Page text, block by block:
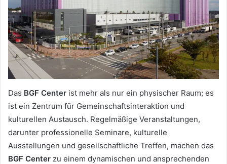
Das BGF Center ist mehr als nur ein physischer Raum; es
ist ein Zentrum für Gemeinschaftsinteraktion und
kulturellen Austausch. Regelmäßige Veranstaltungen,
darunter professionelle Seminare, kulturelle
Ausstellungen und gesellschaftliche Treffen, machen das
BGF Center zu einem dynamischen und ansprechenden